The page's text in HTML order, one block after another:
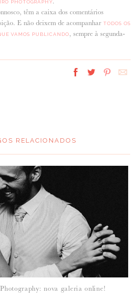
PHOTOGRAPHY
têm a caixa dos comentários
E não deixem de acompanhar TODOS OS
VAMOS PUBLICANDO, sempre à segunda-
RELACIONADOS
nova galeria online!